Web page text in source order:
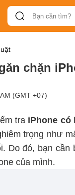
chặn
(GMT +07)
tra iPhone có
trọng như
Do đó, bạn cần
của mình.